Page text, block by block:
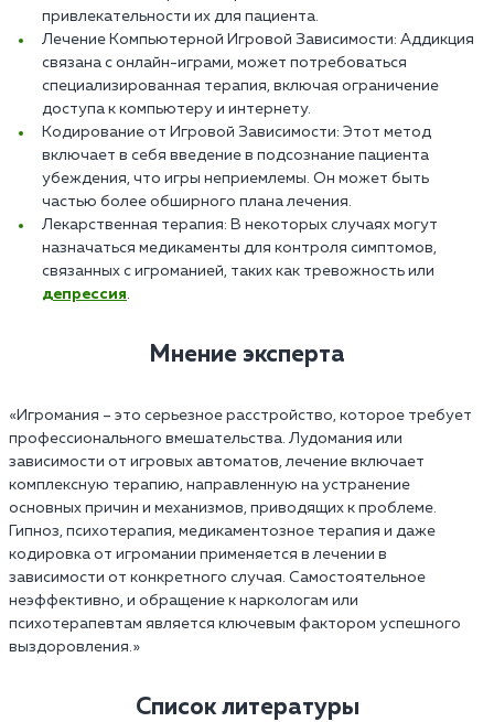
привлекательности их для пациента.
Лечение Компьютерной Игровой Зависимости: Аддикция
связана с онлайн-играми, может потребоваться
специализированная терапия, включая ограничение
доступа к компьютеру и интернету.
Кодирование от Игровой Зависимости: Этот метод
включает в себя введение в подсознание пациента
убеждения, что игры неприемлемы. Он может быть
частью более обширного плана лечения.
Лекарственная терапия: В некоторых случаях могут
назначаться медикаменты для контроля симптомов,
связанных с игроманией, таких как тревожность или
депрессия.
Мнение эксперта
«Игромания – это серьезное расстройство, которое требует
профессионального вмешательства. Лудомания или
зависимости от игровых автоматов, лечение включает
комплексную терапию, направленную на устранение
основных причин и механизмов, приводящих к проблеме.
Гипноз, психотерапия, медикаментозное терапия и даже
кодировка от игромании применяется в лечении в
зависимости от конкретного случая. Самостоятельное
неэффективно, и обращение к наркологам или
психотерапевтам является ключевым фактором успешного
выздоровления.»
Список литературы